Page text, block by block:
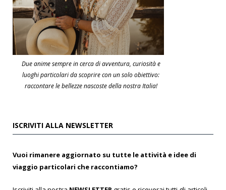
Due anime sempre in cerca di avventura, curiosità e
luoghi particolari da scoprire con un solo obiettivo:
raccontare le bellezze nascoste della nostra Italia!
ISCRIVITI ALLA NEWSLETTER
Vuoi rimanere aggiornato su tutte le attività e idee di
viaggio particolari che raccontiamo?